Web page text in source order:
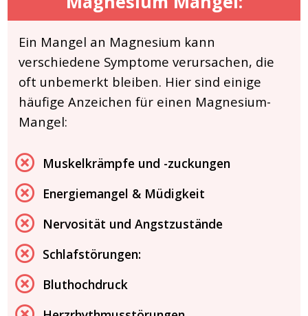
Ein Mangel an Magnesium kann
verschiedene Symptome verursachen, die
oft unbemerkt bleiben. Hier sind einige
häufige Anzeichen für einen Magnesium-
Mangel:
Muskelkrämpfe und -zuckungen
Energiemangel & Müdigkeit
Nervosität und Angstzustände
Schlafstörungen:
Bluthochdruck